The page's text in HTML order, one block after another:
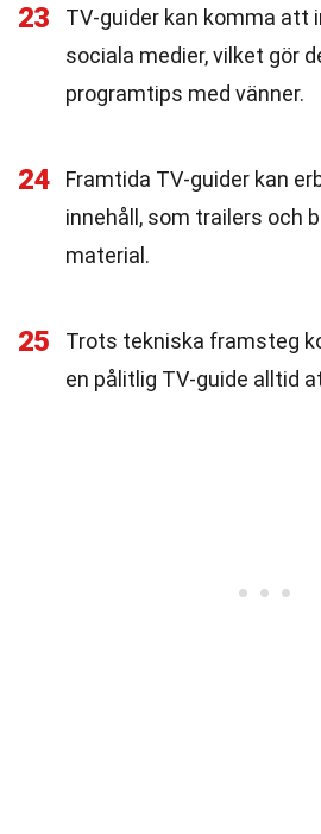
23
TV-guider kan komma att
sociala medier, vilket gör
programtips med vänner.
24
Framtida TV-guider kan
innehåll, som trailers och
material.
25
Trots tekniska framsteg
en pålitlig TV-guide alltid